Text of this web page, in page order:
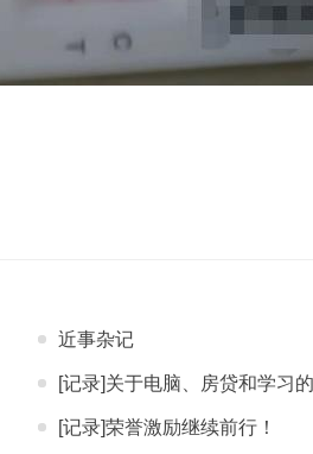
近事杂记
[记录]关于电脑、房贷和学习
[记录]荣誉激励继续前行！